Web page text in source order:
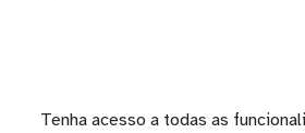
Tenha acesso a todas as